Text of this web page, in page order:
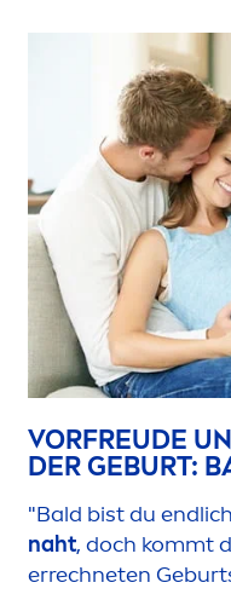
VORFREUDE
DER GEBURT:
"Bald bist du
naht, doch kommt
errechneten